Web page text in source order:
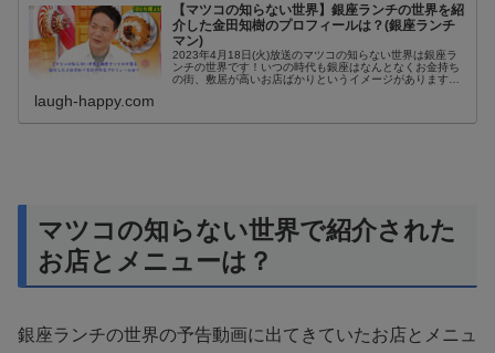
【マツコの知らない世界】銀座ランチの世界を紹
介した金田知樹のプロフィールは？(銀座ランチ
マン)
2023年4月18日(火)放送のマツコの知らない世界は銀座ラ
ンチの世界です！いつの時代も銀座はなんとなくお金持ち
の街、敷居が高いお店ばかりというイメージがあります。
laugh-happy.com
マツコの知らない世界で紹介された
お店とメニューは？
銀座ランチの世界の予告動画に出てきていたお店とメニュ